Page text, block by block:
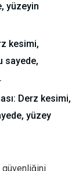
yüzeyin
kesimi,
sayede,
Derz kesimi,
yüzey
güvenliğini